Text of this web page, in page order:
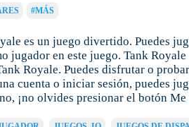
#MÁS
es un juego divertido. Puedes
en este juego. Tank
Royale. Puedes disfrutar o
cuenta o iniciar sesión, puedes
¡no olvides presionar el botón